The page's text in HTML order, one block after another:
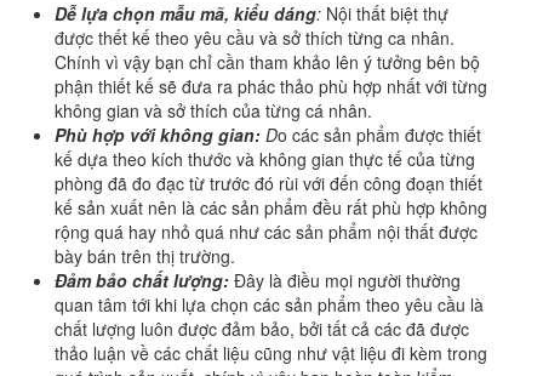
Dễ lựa chọn mẫu mã, kiểu dáng: Nội thất biệt thự
được thết kế theo yêu cầu và sở thích từng ca nhân.
Chính vì vậy bạn chỉ cần tham khảo lên ý tưởng bên bộ
phận thiết kế sẽ đưa ra phác thảo phù hợp nhất với từng
không gian và sở thích của từng cá nhân.
Phù hợp với không gian: Do các sản phẩm được thiết
kế dựa theo kích thước và không gian thực tế của từng
phòng đã đo đạc từ trước đó rùi với đến công đoạn thiết
kế sản xuất nên là các sản phẩm đều rất phù hợp không
rộng quá hay nhỏ quá như các sản phẩm nội thất được
bày bán trên thị trường.
Đảm bảo chất lượng: Đây là điều mọi người thường
quan tâm tới khi lựa chọn các sản phẩm theo yêu cầu là
chất lượng luôn được đảm bảo, bởi tất cả các đã được
thảo luận về các chất liệu cũng như vật liệu đi kèm trong